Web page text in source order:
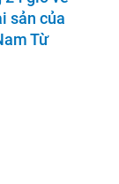
sản của
Từ